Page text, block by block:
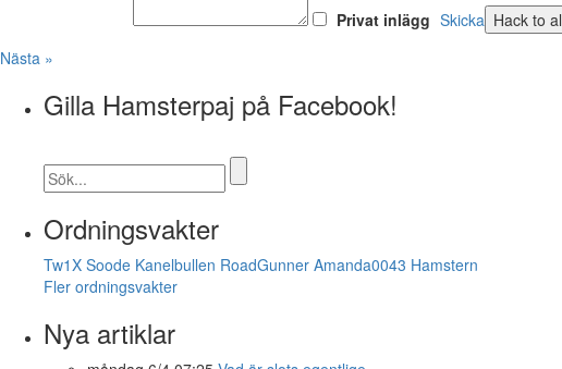
Privat inlägg Skicka
Nästa »
Gilla Hamsterpaj på Facebook!
Ordningsvakter
Tw1X Soode Kanelbullen RoadGunner Amanda0043 Hamstern
Fler ordningsvakter
Nya artiklar